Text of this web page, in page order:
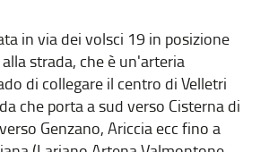
in via dei volsci 19 in posizione
strada, che è un'arteria
di collegare il centro di Velletri
che porta a sud verso Cisterna di
Genzano, Ariccia ecc fino a